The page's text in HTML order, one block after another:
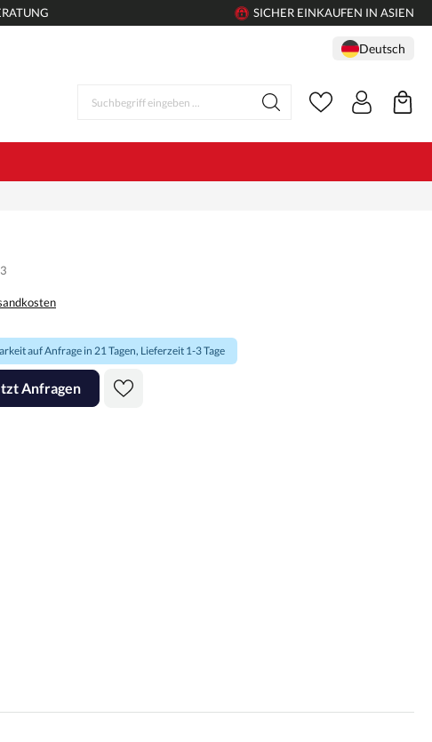
SICHER EINKAUFEN IN ASIEN
Deutsch
auf Anfrage in 21 Tagen, Lieferzeit 1-3 Tage
Anfragen